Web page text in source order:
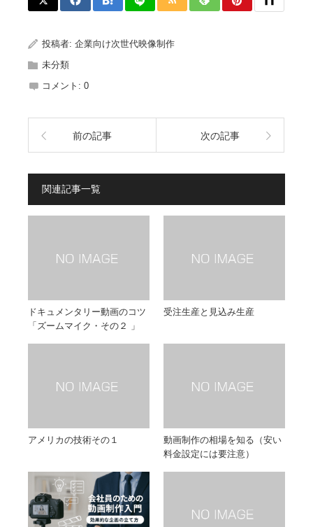
投稿者: 企業向け次世代映像制作
未分類
コメント: 0
前の記事 次の記事
関連記事一覧
ドキュメンタリー動画のコツ
「ズームマイク・その２ 」
受注生産と見込み生産
アメリカの技術その１
動画制作の相場を知る（安い
料金設定には要注意）